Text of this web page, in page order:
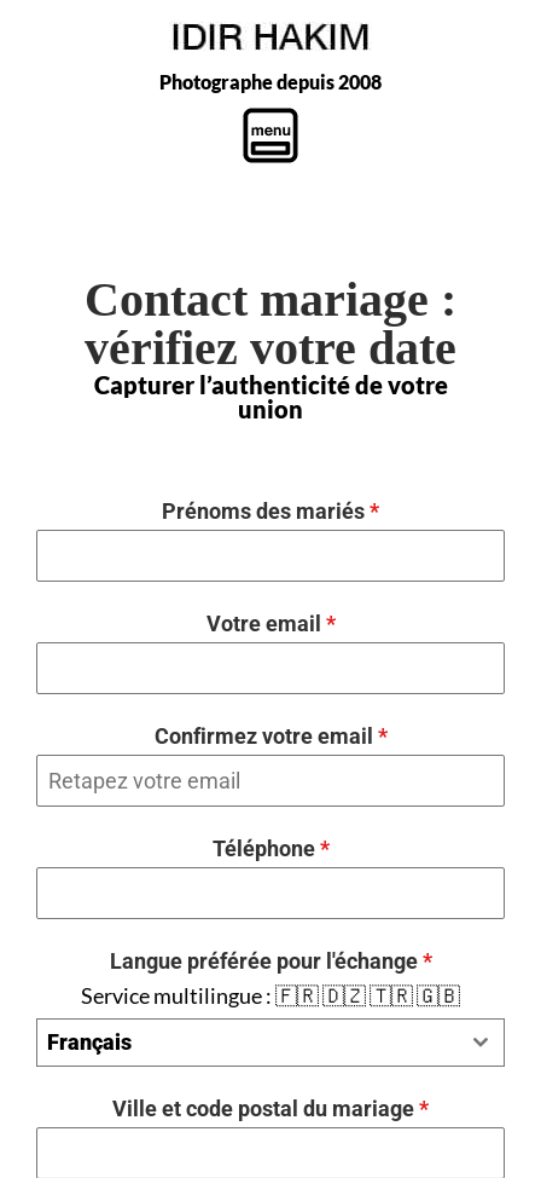
Photographe depuis 2008
Contact mariage :
vérifiez votre date
Capturer l’authenticité de votre
union
Prénoms des mariés*
Votre email *
Confirmez votre email *
Téléphone*
Langue préférée pour l'échange*
Service multilingue : 🇫🇷 🇩🇿 🇹🇷 🇬🇧
Français
Ville et code postal du mariage*